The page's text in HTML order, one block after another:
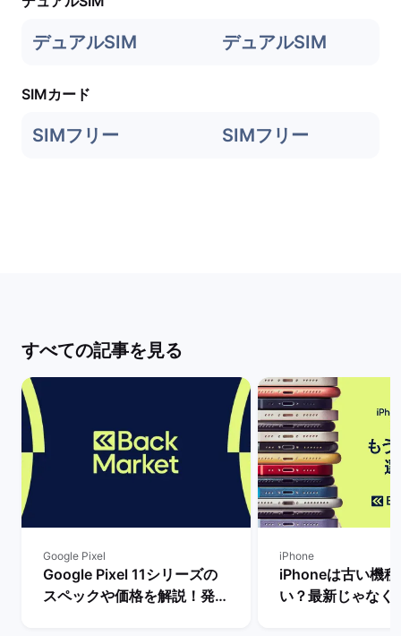
デュアルSIM デュアルSIM
SIMカード
SIMフリー SIMフリー
すべての記事を見る
Google Pixel
Google Pixel 11シリーズの
スペックや価格を解説！発売
iPhone
iPhoneは古い機
い？最新じゃなく